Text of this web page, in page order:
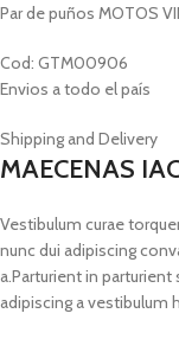
Par de puños MOTOS
Cod: GTM00906
Envios a todo el país
Shipping and Delivery
MAECENAS
Vestibulum curae
nunc dui adipiscing
a.Parturient in
adipiscing a vestibulum